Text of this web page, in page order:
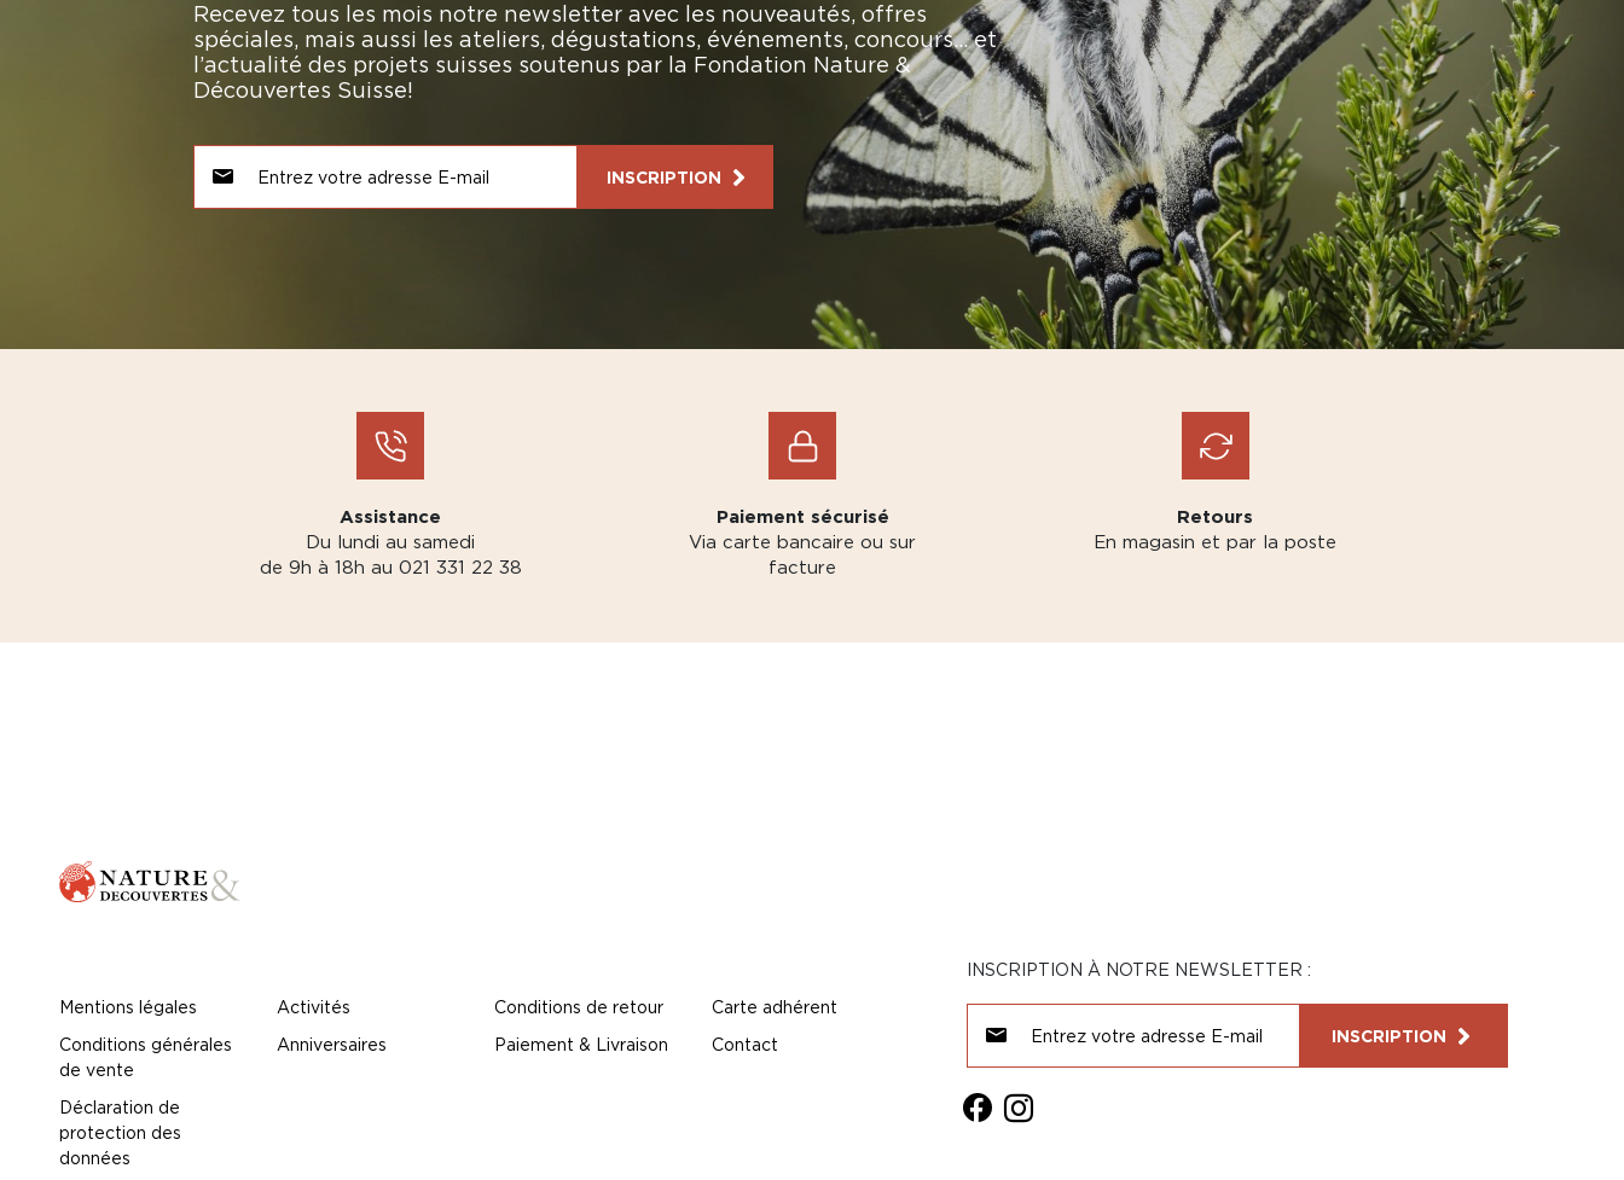
Recevez tous les mois notre newsletter avec les nouveautés, offres
spéciales, mais aussi les ateliers, dégustations, événements, concours… et
l’actualité des projets suisses soutenus par la Fondation Nature &
Découvertes Suisse!
INSCRIPTION
Assistance
Du lundi au samedi
de 9h à 18h au 021 331 22 38
Paiement sécurisé
Via carte bancaire ou sur
facture
Retours
En magasin et par la poste
Mentions légales
Conditions générales
de vente
Déclaration de
protection des
données
Activités
Anniversaires
Conditions de retour
Paiement & Livraison
Carte adhérent
Contact
INSCRIPTION À NOTRE NEWSLETTER :
INSCRIPTION